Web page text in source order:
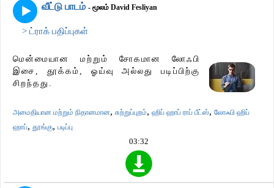
வீட்டு பாடம் - மூலம் David Fesliyan
> ட்ராக் பதிப்புகள்
மென்மையான மற்றும் சோகமான லோஃபி
இசை, தூக்கம், ஓய்வு அல்லது படிப்பிற்கு
சிறந்தது.
அமைதியான மற்றும் நிதானமான, சுற்றுப்புறம், ஹிப் ஹாப் ராப் பீட்ஸ், லோஃபி ஹிப்
ஹாப், தூங்கு, படிப்பு
03:32